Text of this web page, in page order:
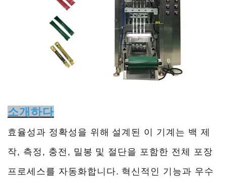
소개하다
효율성과 정확성을 위해 설계된 이 기계는 백 제
작, 측정, 충전, 밀봉 및 절단을 포함한 전체 포장
프로세스를 자동화합니다. 혁신적인 기능과 우수